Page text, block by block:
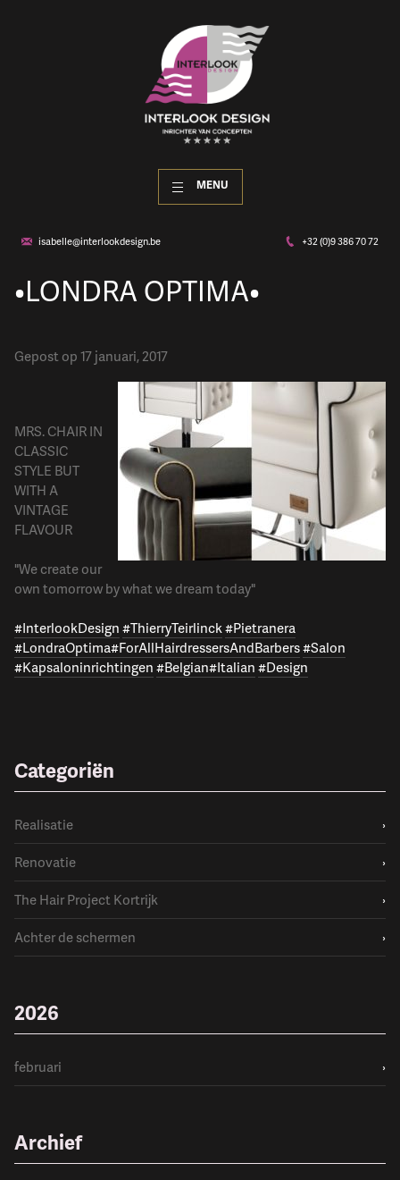
MENU
isabelle@interlookdesign.be +32 (0)9 386 70 72
•LONDRA OPTIMA•
Gepost op 17 januari, 2017
MRS. CHAIR IN
CLASSIC
STYLE BUT
WITH A
VINTAGE
FLAVOUR
"We create our
own tomorrow by what we dream today"
#InterlookDesign#ThierryTeirlinck#Pietranera
#LondraOptima#ForAllHairdressersAndBarbers#Salon
#Kapsaloninrichtingen#Belgian#Italian#Design
Categoriën
Realisatie
›
Renovatie
›
The Hair Project Kortrijk
›
Achter de schermen
›
2026
februari ›
Archief